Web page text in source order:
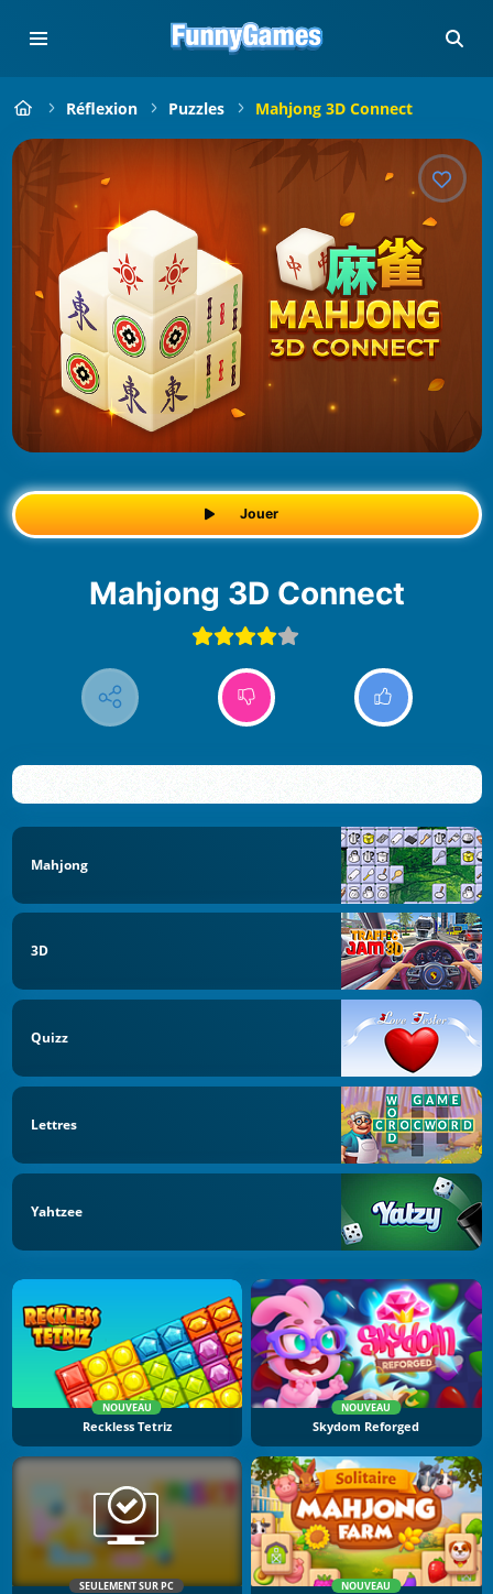
Réflexion Puzzles Mahjong 3D Connect
Jouer
Mahjong 3D Connect
Mahjong
3D
Quizz
Lettres
Yahtzee
NOUVEAU
Reckless Tetriz
NOUVEAU
Skydom Reforged
SEULEMENT SUR PC NOUVEAU